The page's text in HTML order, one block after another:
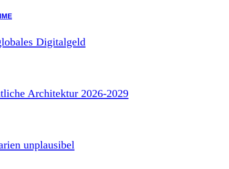
Digitalgeld
Architektur 2026-2029
unplausibel